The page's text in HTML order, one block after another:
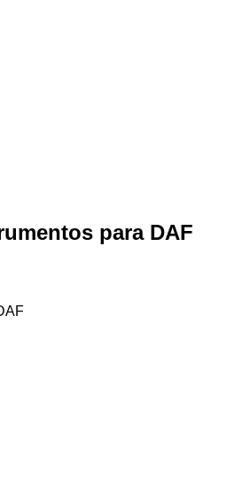
para DAF